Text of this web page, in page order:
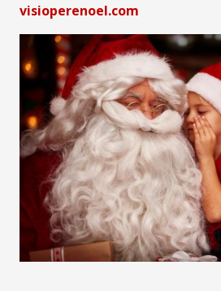
visioperenoel.com